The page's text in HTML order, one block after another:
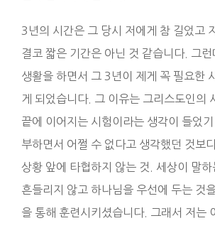
3년의 시간은 그 당시 저에게 참 길었고
결코 짧은 기간은 아닌 것 같습니다. 그런
생활을 하면서 그 3년이 제게 꼭 필요한
게 되었습니다. 그 이유는 그리스도인의
끝에 이어지는 시험이라는 생각이 들었
부하면서 어쩔 수 없다고 생각했던 것보
상황 앞에 타협하지 않는 것. 세상이 말하
흔들리지 않고 하나님을 우선에 두는 것
을 통해 훈련시키셨습니다. 그래서 저는